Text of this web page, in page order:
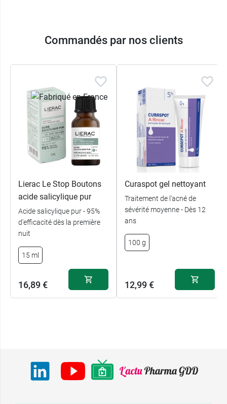
Commandés par nos clients
Lierac Le Stop Boutons
acide salicylique pur
Acide salicylique pur - 95%
d'efficacité dès la première
nuit
15 ml
16,89 €
Curaspot gel nettoyant
Traitement de l'acné de
sévérité moyenne - Dès 12
ans
100 g
12,99 €